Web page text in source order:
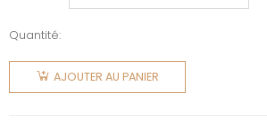
Quantité:
quantité
Cravates
AJOUTER AU PANIER